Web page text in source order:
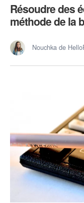
Résoudre des
méthode de la
Nouchka de